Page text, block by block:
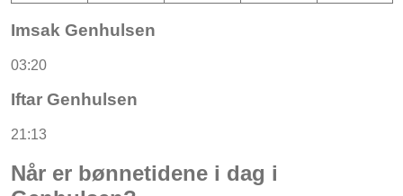
Imsak Genhulsen
03:20
Iftar Genhulsen
21:13
Når er bønnetidene i dag i